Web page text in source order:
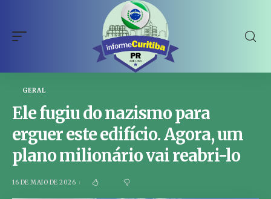
GERAL
Ele fugiu do nazismo para
erguer este edifício. Agora, um
plano milionário vai reabri-lo
16 DE MAIO DE 2026